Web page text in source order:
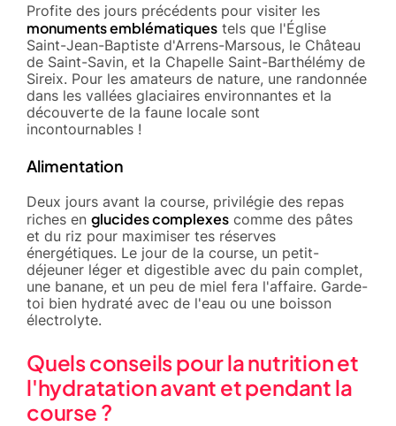
Profite des jours précédents pour visiter les
monuments emblématiques tels que l'Église
Saint-Jean-Baptiste d'Arrens-Marsous, le Château
de Saint-Savin, et la Chapelle Saint-Barthélémy de
Sireix. Pour les amateurs de nature, une randonnée
dans les vallées glaciaires environnantes et la
découverte de la faune locale sont
incontournables !
Alimentation
Deux jours avant la course, privilégie des repas
riches en glucides complexes comme des pâtes
et du riz pour maximiser tes réserves
énergétiques. Le jour de la course, un petit-
déjeuner léger et digestible avec du pain complet,
une banane, et un peu de miel fera l'affaire. Garde-
toi bien hydraté avec de l'eau ou une boisson
électrolyte.
Quels conseils pour la nutrition et
l'hydratation avant et pendant la
course ?